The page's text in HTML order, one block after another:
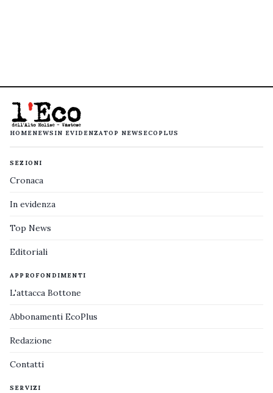
HOMENEWS IN EVIDENZATOP NEWS ECOPLUS
SEZIONI
Cronaca
In evidenza
Top News
Editoriali
APPROFONDIMENTI
L'attacca Bottone
Abbonamenti EcoPlus
Redazione
Contatti
SERVIZI